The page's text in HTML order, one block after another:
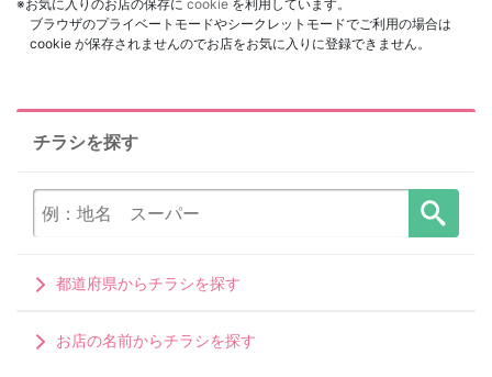
※お気に入りのお店の保存に cookie を利用しています。
ブラウザのプライベートモードやシークレットモードでご利用の場合は
cookie が保存されませんのでお店をお気に入りに登録できません。
チラシを探す
都道府県からチラシを探す
お店の名前からチラシを探す